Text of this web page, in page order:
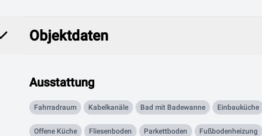
Objektdaten
Ausstattung
Fahrradraum Kabelkanäle Bad mit Badewanne Einbauküche
Offene Küche Fliesenboden Parkettboden Fußbodenheizung